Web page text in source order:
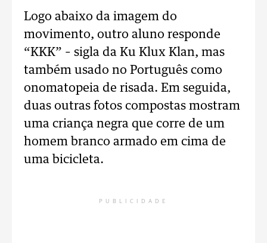
Logo abaixo da imagem do
movimento, outro aluno responde
“KKK” – sigla da Ku Klux Klan, mas
também usado no Português como
onomatopeia de risada. Em seguida,
duas outras fotos compostas mostram
uma criança negra que corre de um
homem branco armado em cima de
uma bicicleta.
PUBLICIDADE